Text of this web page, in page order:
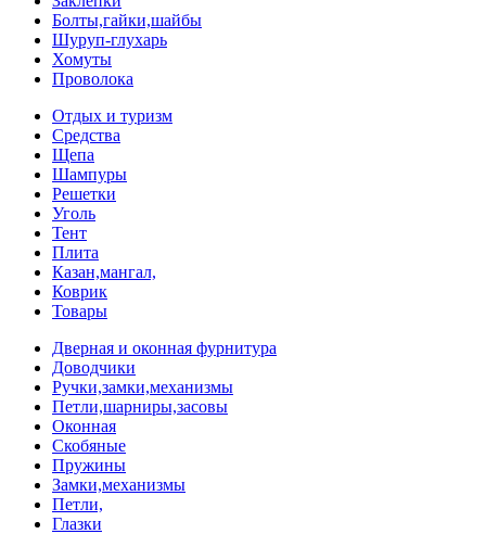
Болты,гайки,шайбы
Шуруп-глухарь
Хомуты
Проволока
Отдых и туризм
Средства
Щепа
Шампуры
Решетки
Уголь
Тент
Плита
Казан,мангал,
Коврик
Товары
Дверная и оконная фурнитура
Доводчики
Ручки,замки,механизмы
Петли,шарниры,засовы
Оконная
Скобяные
Пружины
Замки,механизмы
Петли,
Глазки